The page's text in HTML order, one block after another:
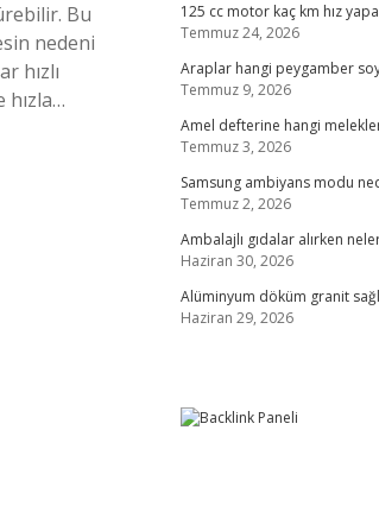
Bu
nedeni
hızlı
hızla…
125 cc motor kaç km hız
Temmuz 24, 2026
Araplar hangi peygamber
Temmuz 9, 2026
Amel defterine hangi
Temmuz 3, 2026
Samsung ambiyans modu
Temmuz 2, 2026
Ambalajlı gıdalar alırken
Haziran 30, 2026
Alüminyum döküm granit
Haziran 29, 2026